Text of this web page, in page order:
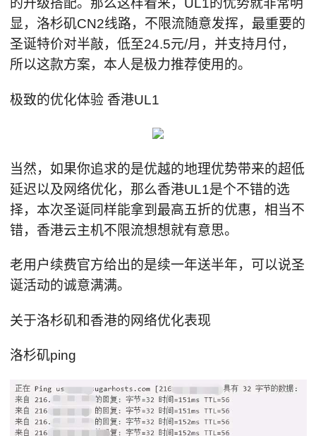
的升级搭配。那么这样看来，UL1的优势就非常明
显，洛杉矶CN2线路，不限流随意发挥，最重要的
圣诞特价对半敲，低至24.5元/月，并支持月付，
所以这款方案，本人是极力推荐使用的。
极致的优化体验 香港UL1
当然，如果你追求的是优越的地理优势带来的超低
延迟以及网络优化，那么香港UL1是个不错的选
择，本次圣诞同样能拿到最高五折的优惠，相当不
错，香港云主机不限流想想就有意思。
老用户续费官方给出的是续一年送半年，可以说圣
诞活动的诚意满满。
关于洛杉矶和香港的网络优化表现
洛杉矶ping